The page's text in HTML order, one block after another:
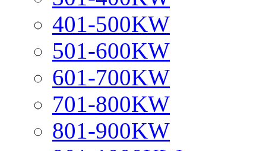
401-500KW
501-600KW
601-700KW
701-800KW
801-900KW